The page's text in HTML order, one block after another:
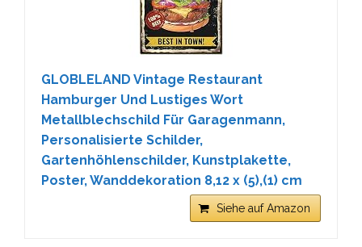
GLOBLELAND Vintage Restaurant
Hamburger Und Lustiges Wort
Metallblechschild Für Garagenmann,
Personalisierte Schilder,
Gartenhöhlenschilder, Kunstplakette,
Poster, Wanddekoration 8,12 x (5),(1) cm
Siehe auf Amazon